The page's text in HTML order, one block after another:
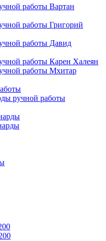
работы Вартан
работы Григорий
работы Давид
работы Карен Халеян
работы Мхитар
ручной работы